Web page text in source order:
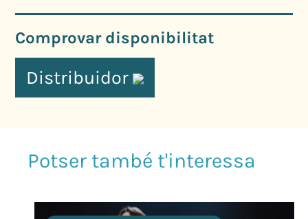
Comprovar disponibilitat
Distribuidor